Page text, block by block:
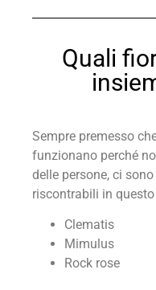
Quali
Sempre premesso
funzionano perché
delle persone, ci
riscontrabili in
Clematis
Mimulus
Rock rose